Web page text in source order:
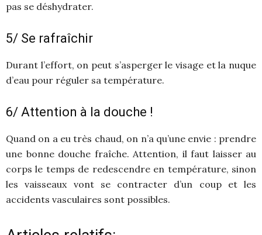
pas se déshydrater.
5/ Se rafraîchir
Durant l’effort, on peut s’asperger le visage et la nuque
d’eau pour réguler sa température.
6/ Attention à la douche !
Quand on a eu très chaud, on n’a qu’une envie : prendre
une bonne douche fraîche. Attention, il faut laisser au
corps le temps de redescendre en température, sinon
les vaisseaux vont se contracter d’un coup et les
accidents vasculaires sont possibles.